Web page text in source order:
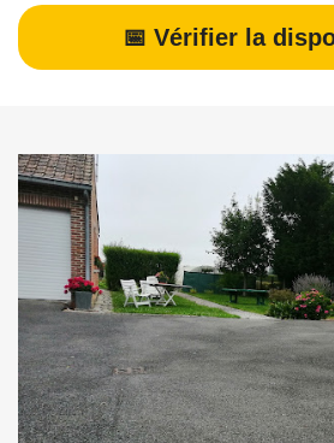
📅 Vérifier la